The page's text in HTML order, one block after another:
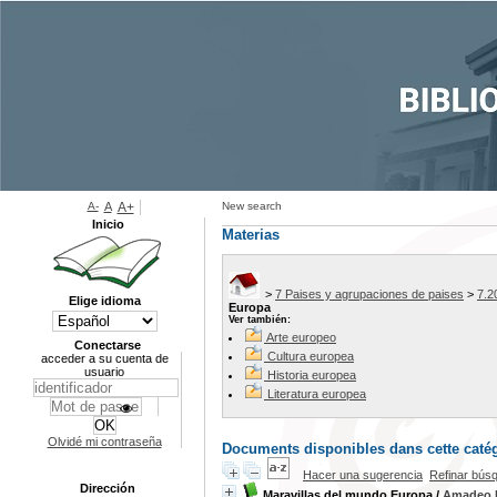
New search
Materias
> 7 Paises y agrupaciones de paises >
Europa
Ver también:
Arte europeo
Cultura europea
Historia europea
Literatura europea
Documents disponibles dans cette
Hacer una sugerencia Refinar
A- A A+
Inicio
Elige idioma
Conectarse
acceder a su cuenta de
usuario
Olvidé mi contraseña
Dirección